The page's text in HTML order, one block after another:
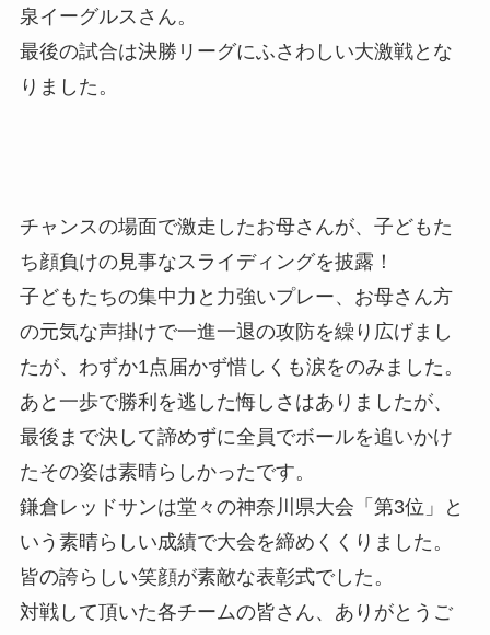
泉イーグルスさん。
最後の試合は決勝リーグにふさわしい大激戦とな
りました。
チャンスの場面で激走したお母さんが、子どもた
ち顔負けの見事なスライディングを披露！
子どもたちの集中力と力強いプレー、お母さん方
の元気な声掛けで一進一退の攻防を繰り広げまし
たが、わずか1点届かず惜しくも涙をのみました。
あと一歩で勝利を逃した悔しさはありましたが、
最後まで決して諦めずに全員でボールを追いかけ
たその姿は素晴らしかったです。
鎌倉レッドサンは堂々の神奈川県大会「第3位」と
いう素晴らしい成績で大会を締めくくりました。
皆の誇らしい笑顔が素敵な表彰式でした。
対戦して頂いた各チームの皆さん、ありがとうご